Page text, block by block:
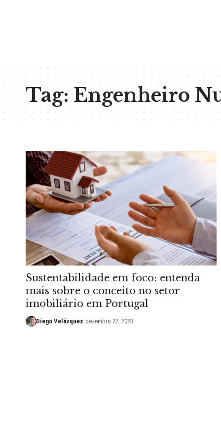
Tag:Engenheiro
Sustentabilidade em foco: entenda
mais sobre o conceito no setor
imobiliário em Portugal
Diego Velázquez dezembro 22, 2023